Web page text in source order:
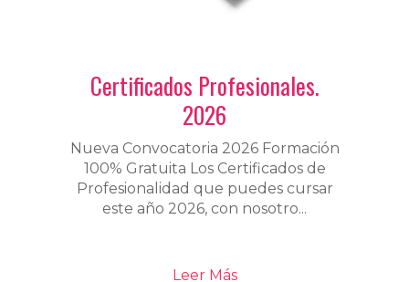
Certificados Profesionales.
2026
Nueva Convocatoria 2026 Formación
100% Gratuita Los Certificados de
Profesionalidad que puedes cursar
este año 2026, con nosotro...
Leer Más